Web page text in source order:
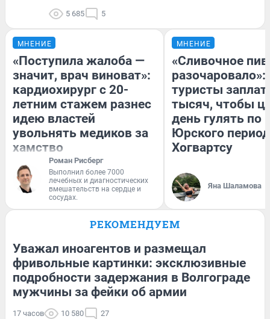
5 685 5
МНЕНИЕ
«Поступила жалоба —
значит, врач виноват»:
кардиохирург с 20-
летним стажем разнес
идею властей
увольнять медиков за
хамство
Роман Рисберг
Выполнил более 7000
лечебных и диагностических
вмешательств на сердце и
сосудах.
МНЕНИЕ
«Сливочное
разочаровало»:
туристы
тысяч, чтобы
день гулять по
Юрского
Хогвартсу
Яна Шаламова
РЕКОМЕНДУЕМ
Уважал иноагентов и размещал
фривольные картинки: эксклюзивные
подробности задержания в Волгограде
мужчины за фейки об армии
17 часов 10 580 27